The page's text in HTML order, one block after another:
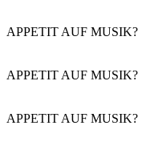
APPETIT AUF MUSIK?
APPETIT AUF MUSIK?
APPETIT AUF MUSIK?